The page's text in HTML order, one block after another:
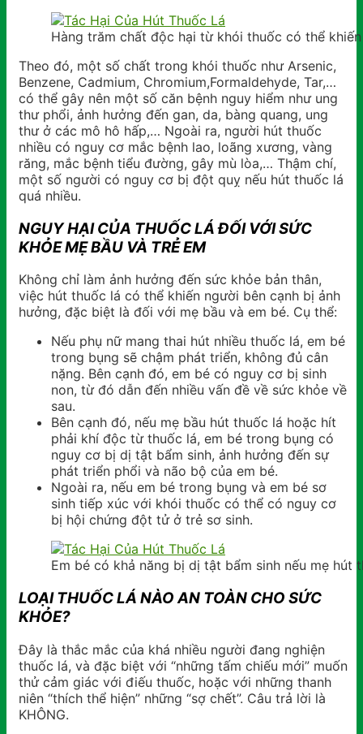
Hàng trăm chất độc hại từ khói thuốc có thể
Theo đó, một số chất trong khói thuốc như Arsenic,
Benzene, Cadmium, Chromium,Formaldehyde, Tar,…
có thể gây nên một số căn bệnh nguy hiểm như ung
thư phổi, ảnh hưởng đến gan, da, bàng quang, ung
thư ở các mô hô hấp,… Ngoài ra, người hút thuốc
nhiều có nguy cơ mắc bệnh lao, loãng xương, vàng
răng, mắc bệnh tiểu đường, gây mù lòa,… Thậm chí,
một số người có nguy cơ bị đột quỵ nếu hút thuốc lá
quá nhiều.
NGUY HẠI CỦA THUỐC LÁ ĐỐI VỚI SỨC
KHỎE MẸ BẦU VÀ TRẺ EM
Không chỉ làm ảnh hưởng đến sức khỏe bản thân,
việc hút thuốc lá có thể khiến người bên cạnh bị ảnh
hưởng, đặc biệt là đối với mẹ bầu và em bé. Cụ thể:
Nếu phụ nữ mang thai hút nhiều thuốc lá, em bé
trong bụng sẽ chậm phát triển, không đủ cân
nặng. Bên cạnh đó, em bé có nguy cơ bị sinh
non, từ đó dẫn đến nhiều vấn đề về sức khỏe về
sau.
Bên cạnh đó, nếu mẹ bầu hút thuốc lá hoặc hít
phải khí độc từ thuốc lá, em bé trong bụng có
nguy cơ bị dị tật bẩm sinh, ảnh hưởng đến sự
phát triển phổi và não bộ của em bé.
Ngoài ra, nếu em bé trong bụng và em bé sơ
sinh tiếp xúc với khói thuốc có thể có nguy cơ
bị hội chứng đột tử ở trẻ sơ sinh.
Em bé có khả năng bị dị tật bẩm sinh nếu mẹ hút
LOẠI THUỐC LÁ NÀO AN TOÀN CHO SỨC
KHỎE?
Đây là thắc mắc của khá nhiều người đang nghiện
thuốc lá, và đặc biệt với “những tấm chiếu mới” muốn
thử cảm giác với điếu thuốc, hoặc với những thanh
niên “thích thể hiện” những “sợ chết”. Câu trả lời là
KHÔNG.